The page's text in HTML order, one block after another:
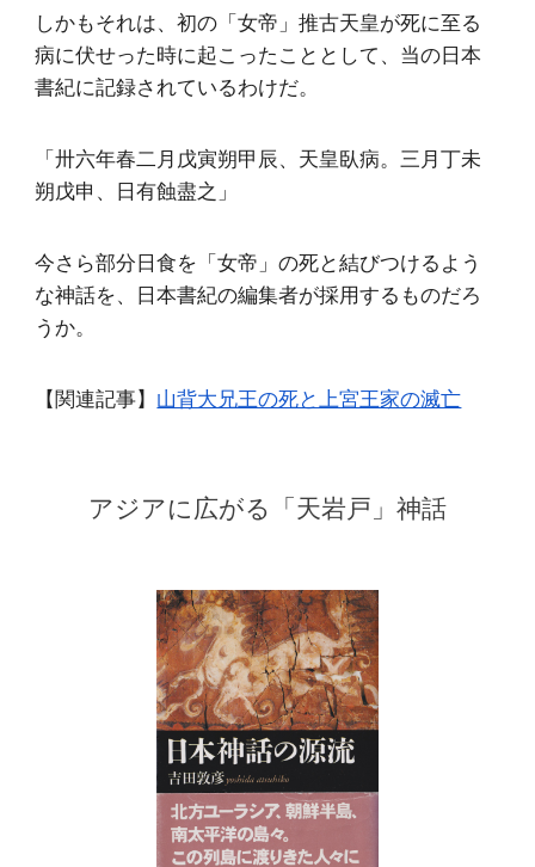
しかもそれは、初の「女帝」推古天皇が死に至る
病に伏せった時に起こったこととして、当の日本
書紀に記録されているわけだ。
「卅六年春二月戊寅朔甲辰、天皇臥病。三月丁未
朔戊申、日有蝕盡之」
今さら部分日食を「女帝」の死と結びつけるよう
な神話を、日本書紀の編集者が採用するものだろ
うか。
【関連記事】 山背大兄王の死と上宮王家の滅亡
アジアに広がる「天岩戸」神話